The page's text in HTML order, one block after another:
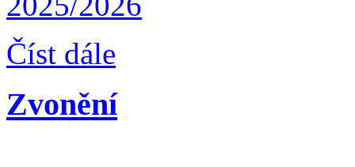
Číst dále
Zvonění